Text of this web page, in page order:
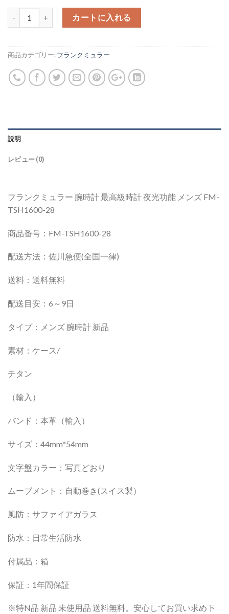
カートに入れる
商品カテゴリー:フランクミュラー
説明
レビュー (0)
フランクミュラー 腕時計 最高級時計 夜光功能 メンズ FM-
TSH1600-28
商品番号：FM-TSH1600-28
配送方法：佐川急便(全国一律)
送料：送料無料
配送目安：6～9日
タイプ：メンズ 腕時計 新品
素材：ケース/
チタン
（輸入）
バンド：本革（輸入）
サイズ：44mm*54mm
文字盤カラー：写真どおり
ムーブメント：自動巻き(スイス製）
風防：サファイアガラス
防水：日常生活防水
付属品：箱
保証：1年間保証
※特N品 新品 未使用品 送料無料。安心してお買い求め下